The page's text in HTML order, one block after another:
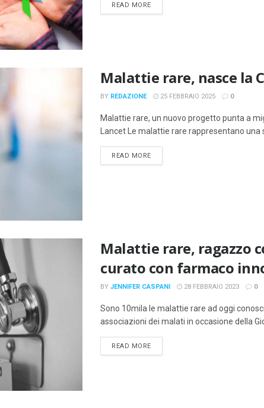
READ MOREDETAILS
Malattie rare, nasce la
BY REDAZIONE 25 FEBBRAIO 2025 0
Malattie rare, un nuovo progetto punta a
Lancet Le malattie rare rappresentano una
READ MOREDETAILS
Malattie rare, ragazzo
curato con farmaco
BY JENNIFER CASPANI 28 FEBBRAIO 2023 0
Sono 10mila le malattie rare ad oggi
associazioni dei malati in occasione della
READ MOREDETAILS